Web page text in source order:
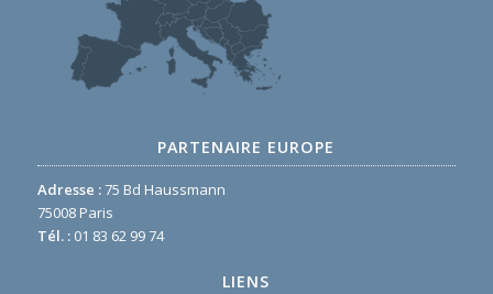
PARTENAIRE EUROPE
Adresse :75 Bd Haussmann
75008 Paris
Tél. :01 83 62 99 74
LIENS